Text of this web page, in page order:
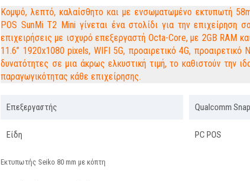
Κομψό, λεπτό, καλαίσθητο και με ενσωματωμένο εκτυπωτή
POS SunMi T2 Mini γίνεται ένα στολίδι για την επιχείρηση
επιχειρήσεις με ισχυρό επεξεργαστή Octa-Core, με 2GB RAM
11.6’’ 1920x1080 pixels, WIFI 5G, προαιρετικό 4G, προαιρετικό
δυνατότητες σε μια άκρως ελκυστική τιμή, το καθιστούν την
παραγωγικότητας κάθε επιχείρησης.
Επεξεργαστής Qualcomm
Είδη PC POS
Εκτυπωτής Seiko 80 mm με κόπτη